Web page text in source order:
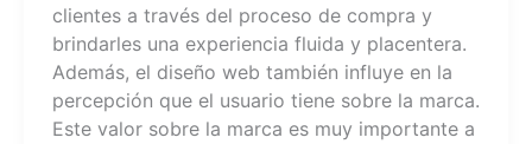
clientes a través del proceso de compra y
brindarles una experiencia fluida y placentera.
Además, el diseño web también influye en la
percepción que el usuario tiene sobre la marca.
Este valor sobre la marca es muy importante a